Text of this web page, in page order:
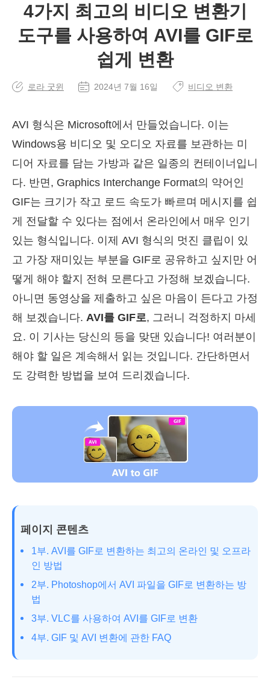
4가지 최고의 비디오 변환기
도구를 사용하여 AVI를 GIF로
쉽게 변환
로라 굿윈 2024년 7월 16일 비디오 변환
AVI 형식은 Microsoft에서 만들었습니다. 이는
Windows용 비디오 및 오디오 자료를 보관하는 미
디어 자료를 담는 가방과 같은 일종의 컨테이너입니
다. 반면, Graphics Interchange Format의 약어인
GIF는 크기가 작고 로드 속도가 빠르며 메시지를 쉽
게 전달할 수 있다는 점에서 온라인에서 매우 인기
있는 형식입니다. 이제 AVI 형식의 멋진 클립이 있
고 가장 재미있는 부분을 GIF로 공유하고 싶지만 어
떻게 해야 할지 전혀 모른다고 가정해 보겠습니다.
아니면 동영상을 제출하고 싶은 마음이 든다고 가정
해 보겠습니다. AVI를 GIF로, 그러니 걱정하지 마세
요. 이 기사는 당신의 등을 맞댄 있습니다! 여러분이
해야 할 일은 계속해서 읽는 것입니다. 간단하면서
도 강력한 방법을 보여 드리겠습니다.
페이지 콘텐츠
1부. AVI를 GIF로 변환하는 최고의 온라인 및 오프라
인 방법
2부. Photoshop에서 AVI 파일을 GIF로 변환하는 방
법
3부. VLC를 사용하여 AVI를 GIF로 변환
4부. GIF 및 AVI 변환에 관한 FAQ